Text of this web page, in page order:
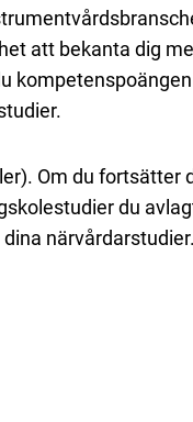
att bekanta dig
Om du fortsätter
du
närvårdarstudier.